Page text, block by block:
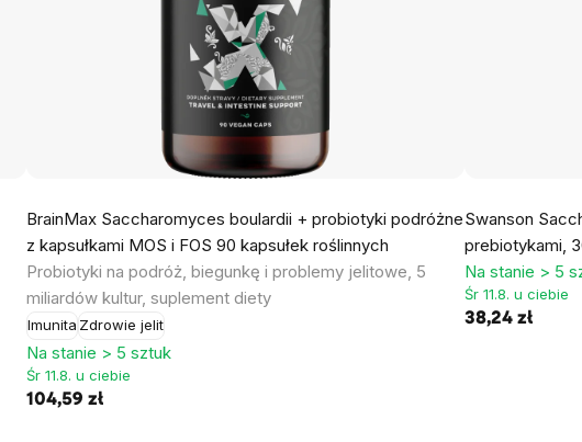
BrainMax Saccharomyces boulardii + probiotyki podróżne
z kapsułkami MOS i FOS 90 kapsułek roślinnych
Probiotyki na podróż, biegunkę i problemy jelitowe, 5
miliardów kultur, suplement diety
Imunita Zdrowie jelit
Na stanie > 5 sztuk
Śr 11.8. u ciebie
104,59 zł
Swanson
prebiotykami,
Na stanie > 5
Śr 11.8. u ciebie
38,24 zł